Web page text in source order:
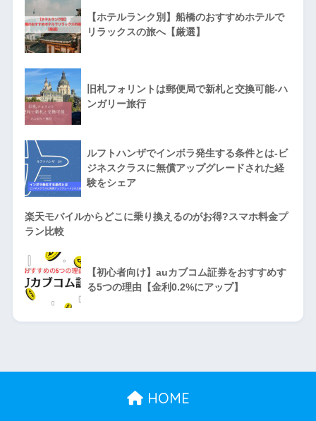
【ホテルランク別】船橋のおすすめホテルで
リラックスの旅へ【厳選】
旧札フォリントは郵便局で新札と交換可能-ハ
ンガリー旅行
ルフトハンザでインボラ発生する条件とは-ビ
ジネスクラスに無償アップグレードされた経
験をシェア
楽天モバイルからどこに乗り換えるのがお得?スマホ料金プ
ラン比較
【初心者向け】auカブコム証券をおすすめす
る5つの理由【金利0.2%にアップ】
HOME